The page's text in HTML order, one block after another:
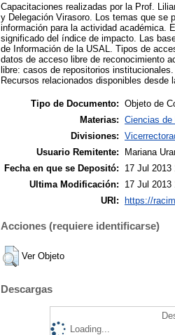
Capacitaciones realizadas por la Prof.
y Delegación Virasoro. Los temas que se
información para la actividad académica.
significado del índice de impacto. Las
de Información de la USAL. Tipos de
datos de acceso libre de reconocimiento
libre: casos de repositorios
Recursos relacionados disponibles desde
Tipo de Documento: Objeto de
Materias: Ciencias
Divisiones:
Usuario Remitente:
Mariana
Fecha en que se Depositó:
17 Jul 2013
Ultima Modificación:
17 Jul 2013
URI:
https://
Acciones (requiere identificarse)
Ver Objeto
Descargas
Loading...